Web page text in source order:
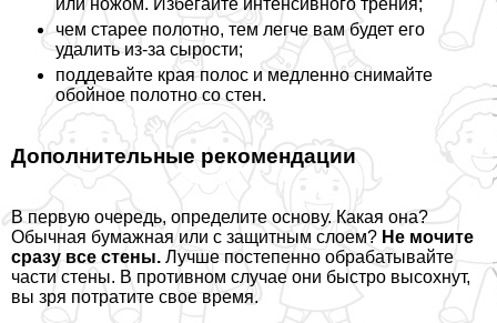
или ножом. Избегайте интенсивного трения;
чем старее полотно, тем легче вам будет его
удалить из-за сырости;
поддевайте края полос и медленно снимайте
обойное полотно со стен.
Дополнительные рекомендации
В первую очередь, определите основу. Какая она?
Обычная бумажная или с защитным слоем? Не мочите
сразу все стены. Лучше постепенно обpaбатывайте
части стены. В противном случае они быстро высохнут,
вы зря потратите свое время.